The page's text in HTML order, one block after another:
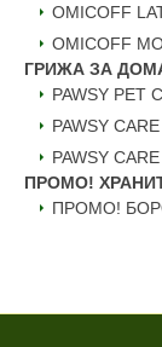
OMICOFF
OMICOFF
ГРИЖА ЗА
PAWSY PET
PAWSY
PAWSY
ПРОМО!
ПРОМО!